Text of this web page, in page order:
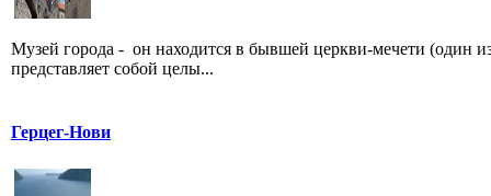
Музей города - он находится в бывшей церкви-мечети (один
представляет собой целы...
Герцег-Нови